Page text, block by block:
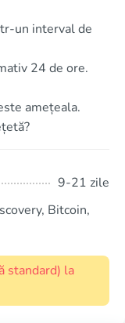
un interval de
24 de ore.
amețeala.
9-21 zile
Bitcoin,
standard) la